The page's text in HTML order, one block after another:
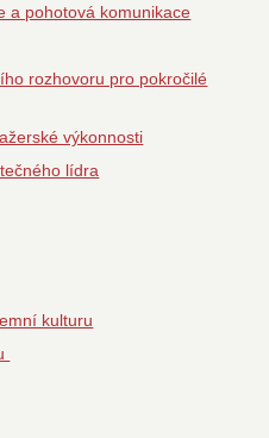
a pohotová komunikace
rozhovoru pro pokročilé
výkonnosti
lídra
kulturu